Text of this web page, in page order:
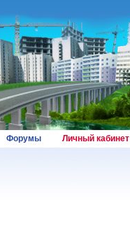
Форумы Личный кабинет